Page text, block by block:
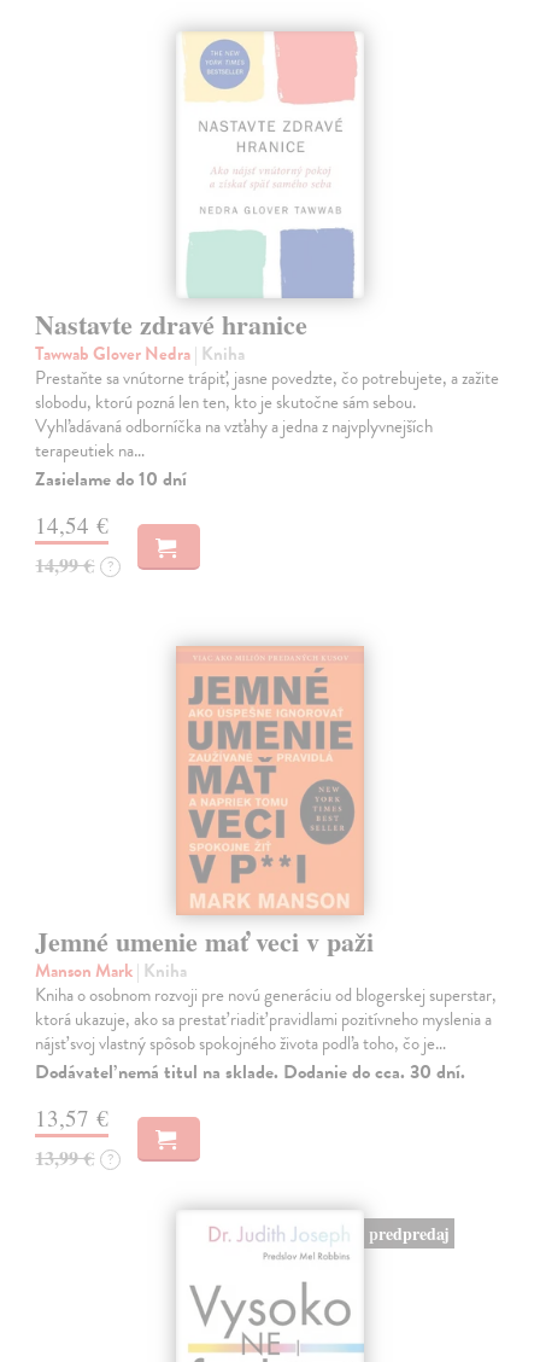
Nastavte zdravé hranice
Tawwab Glover Nedra| Kniha
Prestaňte sa vnútorne trápiť, jasne povedzte, čo potrebujete, a zažite
slobodu, ktorú pozná len ten, kto je skutočne sám sebou.
Vyhľadávaná odborníčka na vzťahy a jedna z najvplyvnejších
terapeutiek na…
Zasielame do 10 dní
14,54 €
14,99 € ?
Jemné umenie mať veci v paži
Manson Mark| Kniha
Kniha o osobnom rozvoji pre novú generáciu od blogerskej superstar,
ktorá ukazuje, ako sa prestať riadiť pravidlami pozitívneho myslenia a
nájsť svoj vlastný spôsob spokojného života podľa toho, čo je…
Dodávateľ nemá titul na sklade. Dodanie do cca. 30 dní.
13,57 €
13,99 € ?
predpredaj